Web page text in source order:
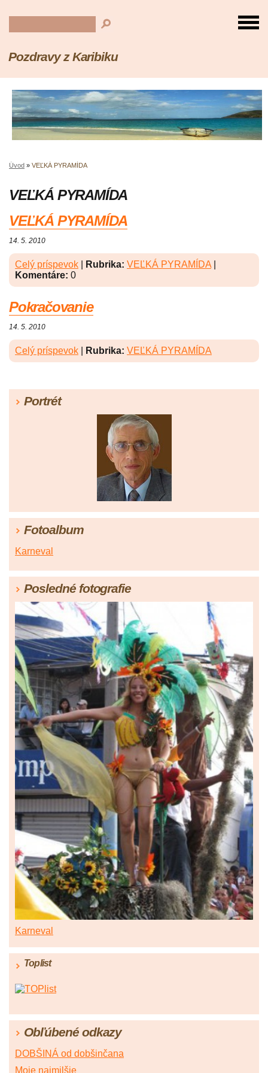
Pozdravy z Karibiku
Úvod » VEĽKÁ PYRAMÍDA
VEĽKÁ PYRAMÍDA
VEĽKÁ PYRAMÍDA
14. 5. 2010
Celý príspevok Rubrika: VEĽKÁ PYRAMÍDA
Komentáre: 0
Pokračovanie
14. 5. 2010
Celý príspevok Rubrika: VEĽKÁ PYRAMÍDA
Portrét
Fotoalbum
Karneval
Posledné fotografie
Karneval
Toplist
Obľúbené odkazy
DOBŠINÁ od dobšinčana
Moje najmilšie